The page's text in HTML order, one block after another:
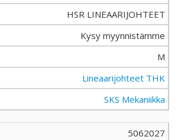
HSR LINEAARIJOHTEET
Kysy myynnistämme
M
Lineaarijohteet THK
SKS Mekaniikka
5062027